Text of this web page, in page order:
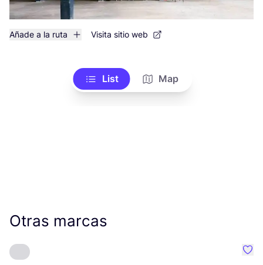
Añade a la ruta Visita sitio web
List Map
Otras marcas